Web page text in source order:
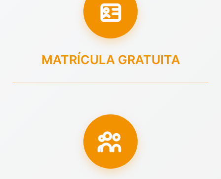
MATRÍCULA GRATUITA